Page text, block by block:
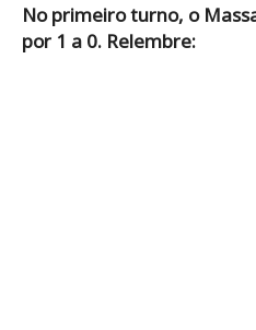
No primeiro turno, o
por 1 a 0. Relembre: